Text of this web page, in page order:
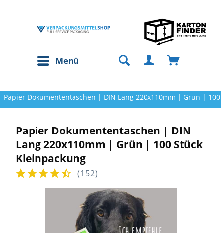
Menü
Papier Dokumententaschen | DIN Lang 220x110mm | Grün |
Papier Dokumententaschen | DIN
Lang 220x110mm | Grün | 100 Stück
Kleinpackung
(152)